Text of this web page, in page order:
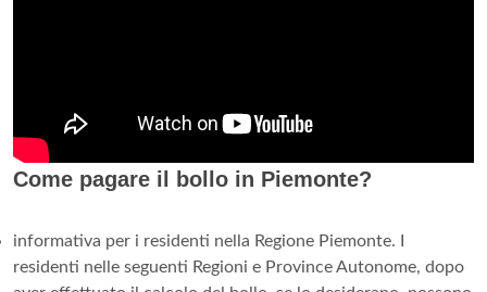
Come pagare il bollo in Piemonte?
informativa per i residenti nella Regione Piemonte. I
residenti nelle seguenti Regioni e Province Autonome, dopo